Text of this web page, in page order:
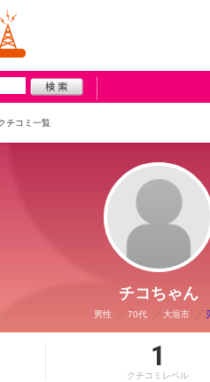
チコミ一覧
チコちゃん
男性 70代 大垣市
1
クチコミレベル